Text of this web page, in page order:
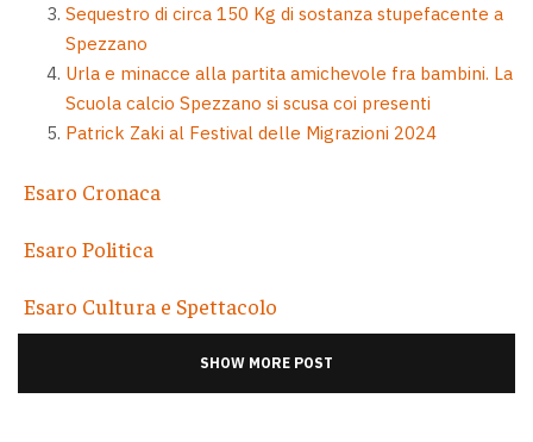
Sequestro di circa 150 Kg di sostanza stupefacente a
Spezzano
Urla e minacce alla partita amichevole fra bambini. La
Scuola calcio Spezzano si scusa coi presenti
Patrick Zaki al Festival delle Migrazioni 2024
Esaro Cronaca
Esaro Politica
Esaro Cultura e Spettacolo
SHOW MORE POST